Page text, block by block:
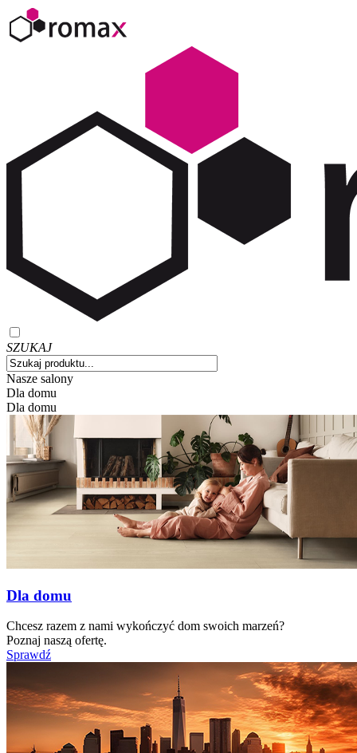
SZUKAJ
Nasze salony
Dla domu
Dla domu
Dla domu
Chcesz razem z nami wykończyć dom swoich marzeń?
Poznaj naszą ofertę.
Sprawdź